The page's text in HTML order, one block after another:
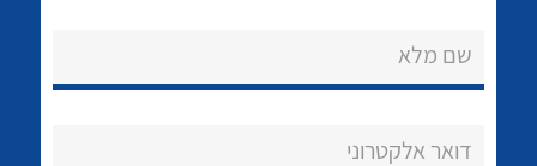
שם מלא
דואר אלקטרוני